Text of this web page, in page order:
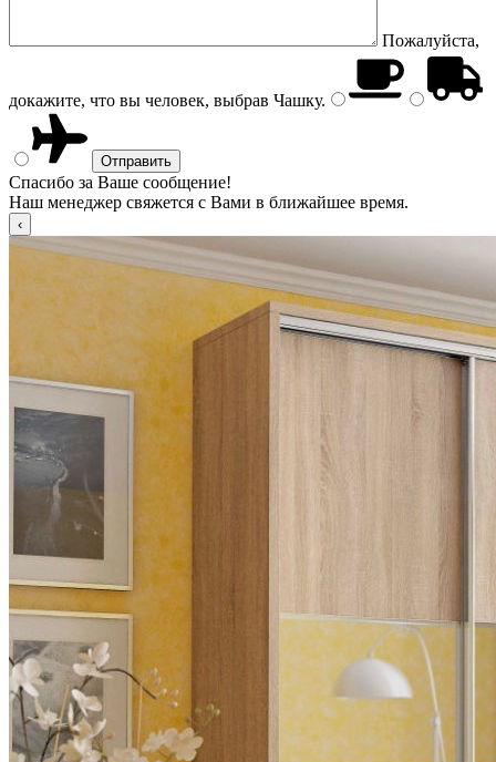
Пожалуйста,
докажите, что вы человек, выбрав Чашку.
Спасибо за Ваше сообщение!
Наш менеджер свяжется с Вами в ближайшее время.